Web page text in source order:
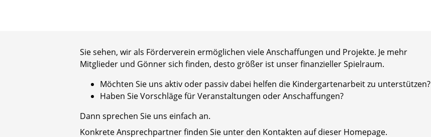
Sie sehen, wir als Förderverein ermöglichen viele Anschaffungen und Projekte. Je mehr
Mitglieder und Gönner sich finden, desto größer ist unser finanzieller Spielraum.
Möchten Sie uns aktiv oder passiv dabei helfen die Kindergartenarbeit zu unterstützen?
Haben Sie Vorschläge für Veranstaltungen oder Anschaffungen?
Dann sprechen Sie uns einfach an.
Konkrete Ansprechpartner finden Sie unter den Kontakten auf dieser Homepage.